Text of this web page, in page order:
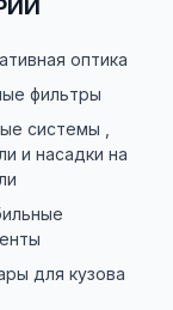
оптика
фильтры
системы ,
и насадки на
для кузова